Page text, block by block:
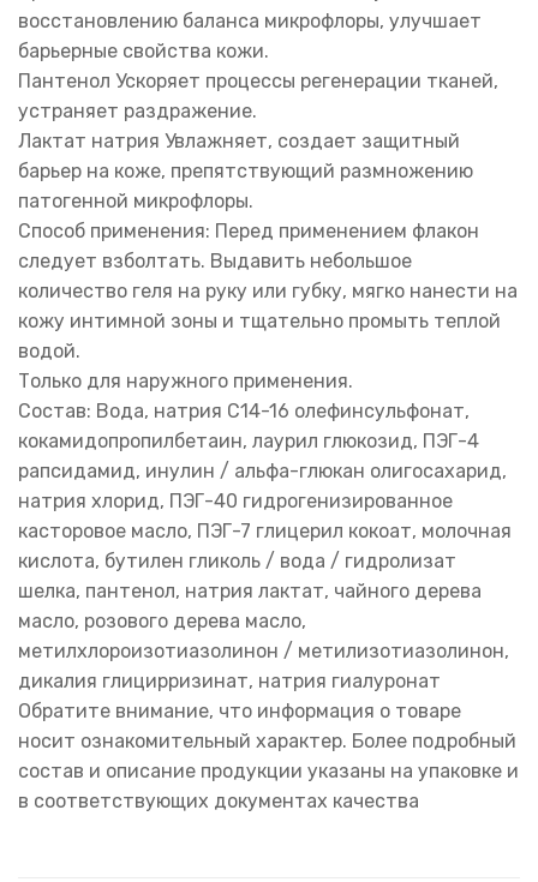
восстановлению баланса микрофлоры, улучшает
барьерные свойства кожи.
Пантенол Ускоряет процессы регенерации тканей,
устраняет раздражение.
Лактат натрия Увлажняет, создает защитный
барьер на коже, препятствующий размножению
патогенной микрофлоры.
Способ применения: Перед применением флакон
следует взболтать. Выдавить небольшое
количество геля на руку или губку, мягко нанести на
кожу интимной зоны и тщательно промыть теплой
водой.
Только для наружного применения.
Состав: Вода, натрия С14-16 олефинсульфонат,
кокамидопропилбетаин, лаурил глюкозид, ПЭГ-4
рапсидамид, инулин / альфа-глюкан олигосахарид,
натрия хлорид, ПЭГ-40 гидрогенизированное
касторовое масло, ПЭГ-7 глицерил кокоат, молочная
кислота, бутилен гликоль / вода / гидролизат
шелка, пантенол, натрия лактат, чайного дерева
масло, розового дерева масло,
метилхлороизотиазолинон / метилизотиазолинон,
дикалия глицирризинат, натрия гиалуронат
Обратите внимание, что информация о товаре
носит ознакомительный характер. Более подробный
состав и описание продукции указаны на упаковке и
в соответствующих документах качества